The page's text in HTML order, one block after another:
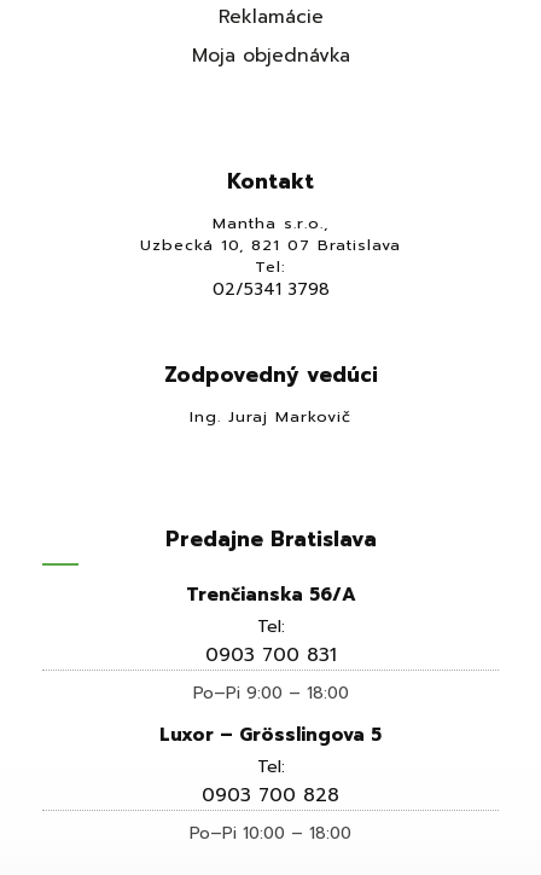
Reklamácie
Moja objednávka
Kontakt
Mantha s.r.o.,
Uzbecká 10, 821 07 Bratislava
Tel:
02/5341 3798
Zodpovedný vedúci
Ing. Juraj Markovič
Predajne Bratislava
Trenčianska 56/A
Tel:
0903 700 831
Po–Pi 9:00 – 18:00
Luxor – Grösslingova 5
Tel:
0903 700 828
Po–Pi 10:00 – 18:00